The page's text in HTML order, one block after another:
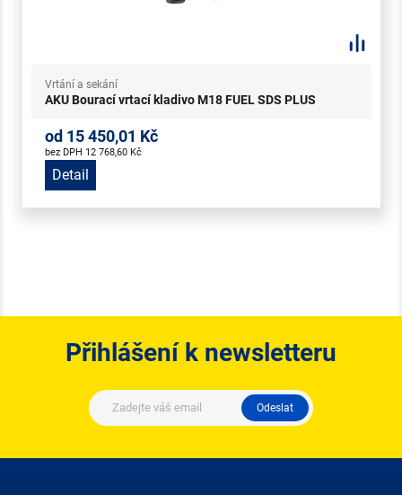
Vrtání a sekání
AKU Bourací vrtací kladivo M18 FUEL SDS PLUS
od 15 450,01 Kč
bez DPH 12 768,60 Kč
Detail
Přihlášení k newsletteru
Odeslat